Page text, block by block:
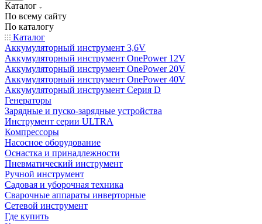
Каталог
По всему сайту
По каталогу
Каталог
Аккумуляторный инструмент 3,6V
Аккумуляторный инструмент OnePower 12V
Аккумуляторный инструмент OnePower 20V
Аккумуляторный инструмент OnePower 40V
Аккумуляторный инструмент Серия D
Генераторы
Зарядные и пуско-зарядные устройства
Инструмент серии ULTRA
Компрессоры
Насосное оборудование
Оснастка и принадлежности
Пневматический инструмент
Ручной инструмент
Садовая и уборочная техника
Сварочные аппараты инверторные
Сетевой инструмент
Где купить